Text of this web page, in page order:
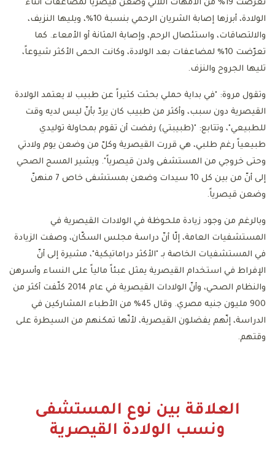
تعرّضت 19% من الأمهات اللاتي وضعن قيصرياً لمضاعفات أثناء
الولادة، أبرزها إصابة الشريان الرحمي بنسبة 10%، ويليها النزيف،
والالتصاقات، واستئصال الرحم، وإصابة المثانة أو الأمعاء. كما
تعرّضت 10% لمضاعفات بعد الولادة، وكانت الحمى الأكثر شيوعاً،
تليها الجروح والنزف.
وتقول مروة: "في بداية حملي بحثت كثيراً عن طبيب لا يعتمد الولادة
القيصرية دون سبب، وأكثر من طبيب كان يردّ بأنّ ليس لديه وقت
للطبيعي"، وتتابع: "(طبيبتي) رفضت أن تقوم بمحاولة توليدي
طبيعياً رغم طلبي، هي قررت القيصرية وكلّ من وضعن يوم ولادتي
وحتى خروجي من المستشفى ولدن قيصرياً". ويشير المسح الصحي
إلى أنّ من بين كل 10 سيدات وضعن بمستشفى خاص 7 منهنّ
وضعن قيصرياً.
وبالرغم من وجود زيادة ملحوظة في الولادات القيصرية في
المستشفيات العامة، إلّا أنّ دراسة مجلس السكّان، وصفت الزيادة
في المستشفيات الخاصة بـ "الأكثر دراماتيكية"، مشيرة إلى أنّ
الإفراط في استخدام القيصرية يمثل عبئاً مالياً على النساء وأسرهن
والنظام الصحي، وأنّ الولادات القيصرية في عام 2014 كلّفت أكثر من
900 مليون جنيه مصري. وقال 45% من الأطباء المشاركين في
الدراسة، إنّهم يفضلون القيصرية، لأنّها تمكنهم من السيطرة على
وقتهم.
العلاقة بين نوع المستشفى
ونسب الولادة القيصرية